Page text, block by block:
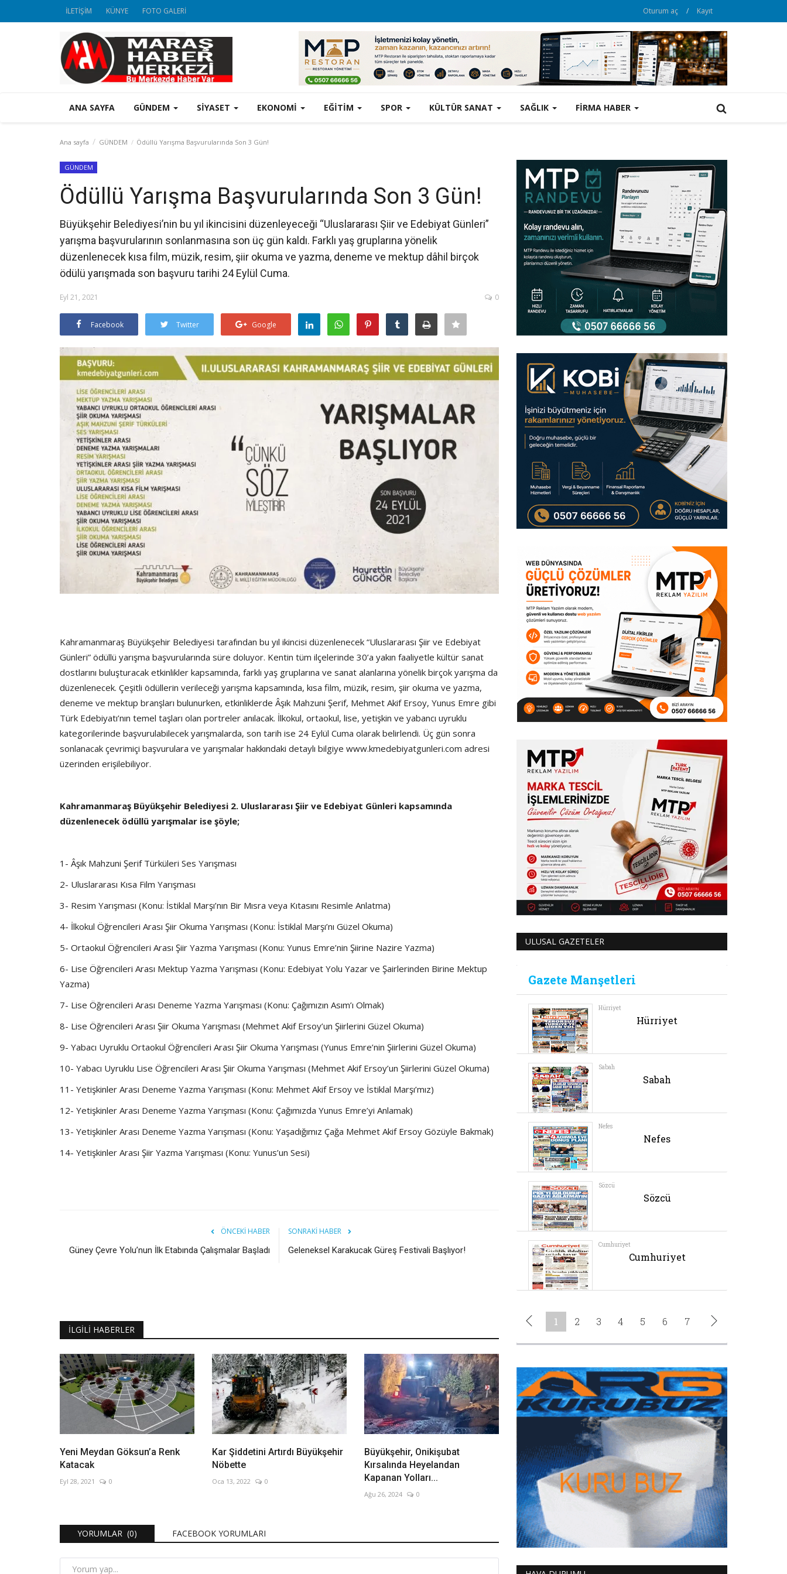
İLETİŞİM KÜNYE FOTO GALERİ Oturum aç / Kayıt
ANA SAYFA GÜNDEM SİYASET EKONOMİ EĞİTİM SPOR KÜLTÜR SANAT SAĞLIK FİRMA HABER
Ana sayfa GÜNDEM Ödüllü Yarışma Başvurularında Son 3 Gün!
GÜNDEM
Ödüllü Yarışma Başvurularında Son 3 Gün!
Büyükşehir Belediyesi’nin bu yıl ikincisini düzenleyeceği “Uluslararası Şiir ve Edebiyat Günleri”
yarışma başvurularının sonlanmasına son üç gün kaldı. Farklı yaş gruplarına yönelik
düzenlenecek kısa film, müzik, resim, şiir okuma ve yazma, deneme ve mektup dâhil birçok
ödülü yarışmada son başvuru tarihi 24 Eylül Cuma.
Eyl 21, 2021 0
Facebook Twitter Google
Kahramanmaraş Büyükşehir Belediyesi tarafından bu yıl ikincisi düzenlenecek “Uluslararası Şiir ve Edebiyat
Günleri” ödüllü yarışma başvurularında süre doluyor. Kentin tüm ilçelerinde 30’a yakın faaliyetle kültür sanat
dostlarını buluşturacak etkinlikler kapsamında, farklı yaş gruplarına ve sanat alanlarına yönelik birçok yarışma da
düzenlenecek. Çeşitli ödüllerin verileceği yarışma kapsamında, kısa film, müzik, resim, şiir okuma ve yazma,
deneme ve mektup branşları bulunurken, etkinliklerde Âşık Mahzuni Şerif, Mehmet Akif Ersoy, Yunus Emre gibi
Türk Edebiyatı’nın temel taşları olan portreler anılacak. İlkokul, ortaokul, lise, yetişkin ve yabancı uyruklu
kategorilerinde başvurulabilecek yarışmalarda, son tarih ise 24 Eylül Cuma olarak belirlendi. Üç gün sonra
sonlanacak çevrimiçi başvurulara ve yarışmalar hakkındaki detaylı bilgiye www.kmedebiyatgunleri.com adresi
üzerinden erişilebiliyor.
Kahramanmaraş Büyükşehir Belediyesi 2. Uluslararası Şiir ve Edebiyat Günleri kapsamında
düzenlenecek ödüllü yarışmalar ise şöyle;
1- Âşık Mahzuni Şerif Türküleri Ses Yarışması
2- Uluslararası Kısa Film Yarışması
3- Resim Yarışması (Konu: İstiklal Marşı’nın Bir Mısra veya Kıtasını Resimle Anlatma)
4- İlkokul Öğrencileri Arası Şiir Okuma Yarışması (Konu: İstiklal Marşı’nı Güzel Okuma)
5- Ortaokul Öğrencileri Arası Şiir Yazma Yarışması (Konu: Yunus Emre’nin Şiirine Nazire Yazma)
6- Lise Öğrencileri Arası Mektup Yazma Yarışması (Konu: Edebiyat Yolu Yazar ve Şairlerinden Birine Mektup
Yazma)
7- Lise Öğrencileri Arası Deneme Yazma Yarışması (Konu: Çağımızın Asım’ı Olmak)
8- Lise Öğrencileri Arası Şiir Okuma Yarışması (Mehmet Akif Ersoy’un Şiirlerini Güzel Okuma)
9- Yabacı Uyruklu Ortaokul Öğrencileri Arası Şiir Okuma Yarışması (Yunus Emre’nin Şiirlerini Güzel Okuma)
10- Yabacı Uyruklu Lise Öğrencileri Arası Şiir Okuma Yarışması (Mehmet Akif Ersoy’un Şiirlerini Güzel Okuma)
11- Yetişkinler Arası Deneme Yazma Yarışması (Konu: Mehmet Akif Ersoy ve İstiklal Marşı’mız)
12- Yetişkinler Arası Deneme Yazma Yarışması (Konu: Çağımızda Yunus Emre’yi Anlamak)
13- Yetişkinler Arası Deneme Yazma Yarışması (Konu: Yaşadığımız Çağa Mehmet Akif Ersoy Gözüyle Bakmak)
14- Yetişkinler Arası Şiir Yazma Yarışması (Konu: Yunus’un Sesi)
ÖNCEKI HABER
Güney Çevre Yolu’nun İlk Etabında Çalışmalar Başladı
SONRAKI HABER
Geleneksel Karakucak Güreş Festivali Başlıyor!
İLGILI HABERLER
Yeni Meydan Göksun’a Renk
Katacak
Eyl 28, 2021 0
Kar Şiddetini Artırdı Büyükşehir
Nöbette
Oca 13, 2022 0
Büyükşehir, Onikişubat
Kırsalında Heyelandan
Kapanan Yolları...
Ağu 26, 2024 0
YORUMLAR (0) FACEBOOK YORUMLARI
ULUSAL GAZETELER